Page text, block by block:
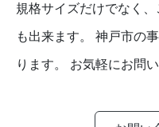
規格サイズだけでなく
も出来ます。 神戸市の
ります。 お気軽にお問